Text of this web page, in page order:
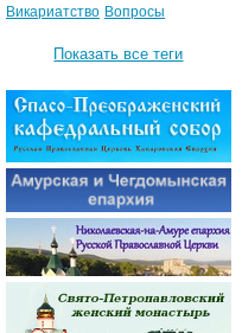
Викариатство Вопросы
Показать все теги